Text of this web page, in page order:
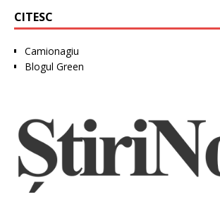
CITESC
Camionagiu
Blogul Green